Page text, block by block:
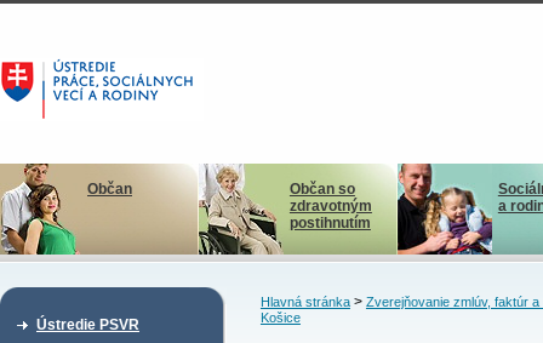
Občan
Občan so
zdravotným
postihnutím
a
Ústredie PSVR
Hlavná stránka> Zverejňovanie zmlúv, faktúr a
Košice